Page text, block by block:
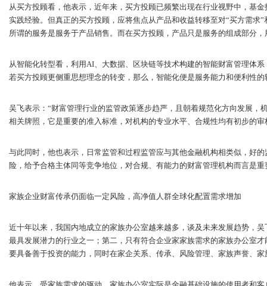
从买方投顾看，他表示，近年来，买方投顾已频繁出现在行业视野中，基
实践经验。但真正的买方投顾，应将焦点从产品和收益转移至对“买方需求
所谓的服务是服务于产品销售。而在买方投顾，产品只是服务的组成部分
从智能化转型看，利用AI、大数据、区块链等技术构建的智能财富管理体
若买方投顾更侧重思想理念的转变，那么，智能化便是服务能力和便利性的
吴飞表示：“财富管理行业的监管政策逐步趋严，且朝着规范化方向发展，
相关牌照，它是重要的准入标准，对机构的专业水平、合规性均有初步的审
与此同时，他也表示，日常监管和过程监管应与其他金融机构相类似，好
险，给予合格主体同等竞争地位，对合规、有能力的财富管理机构而言是重
家族企业财富传承仍面临一定风险，高净值人群全球化配置需求增加
近十年以来，我国内地成立的家族办公室越来越多，谈及未来发展趋势，
最具发展潜力的行业之一；第二，只有符合企业家家族需求的家族办公室
要具备善于投资的能力，同时在家企关系、传承、风险管理、家族声誉、